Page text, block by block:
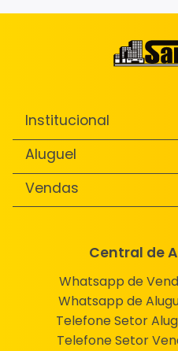
Institucional
Aluguel
Vendas
Central de
Whatsapp de
Whatsapp de
Telefone Setor
Telefone Setor